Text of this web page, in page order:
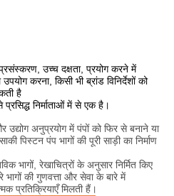
उच्च दक्षता, प्रयोग करने में
करना, किसी भी ब्रांड विनिर्देशों को
है
निर्माताओं में से एक है।
उद्योग अनुप्रयोग में पंपों को फिर से बनाने या
पिस्टन पंप भागों की पूरी साड़ी का निर्माण
भागों, रेखाचित्रों के अनुसार निर्मित किए
की गुणवत्ता और सेवा के बारे में
प्रतिक्रियाएँ मिलती हैं।